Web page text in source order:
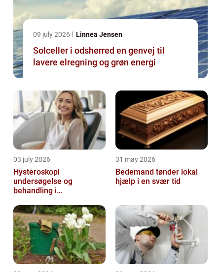
09 july 2026 Linnea Jensen
Solceller i odsherred en genvej til
lavere elregning og grøn energi
03 july 2026
Hysteroskopi
undersøgelse og
behandling i
31 may 2026
Bedemand tønder lokal
hjælp i en svær tid